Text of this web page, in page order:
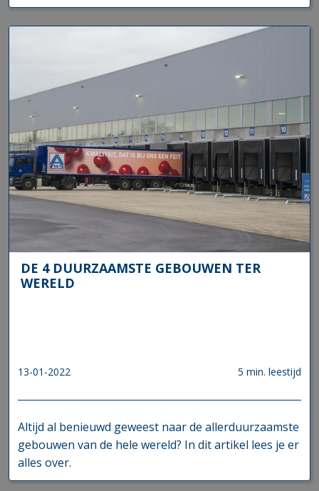
DE 4 DUURZAAMSTE GEBOUWEN TER
WERELD
13-01-2022 5 min. leestijd
Altijd al benieuwd geweest naar de allerduurzaamste
gebouwen van de hele wereld? In dit artikel lees je er
alles over.